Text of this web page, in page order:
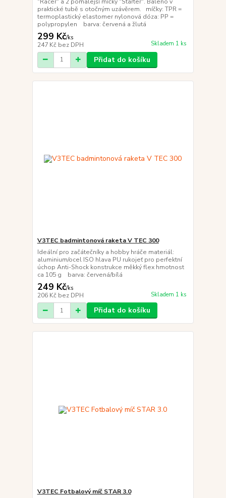
praktické tubě s otočným uzávěrem. míčky: TPR =
termoplastický elastomer nylonová dóza: PP =
polypropylen barva: červená a žlutá
299 Kč/ks
247 Kč bez DPH Skladem 1 ks
Přidat do košíku
V3TEC badmintonová raketa V TEC 300
Ideální pro začátečníky a hobby hráče materiál:
aluminium/ocel ISO hlava PU rukojeť pro perfektní
úchop Anti-Shock konstrukce měkký flex hmotnost
ca 105 g barva: červená/bílá
249 Kč/ks
206 Kč bez DPH Skladem 1 ks
Přidat do košíku
V3TEC Fotbalový míč STAR 3.0